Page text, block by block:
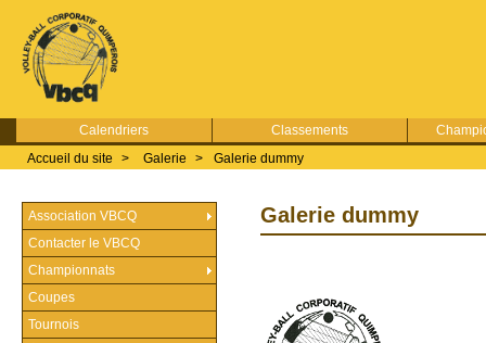
Calendriers Classements
Accueil du site
> Galerie > Galerie dummy
Galerie dummy
Association VBCQ
Contacter le VBCQ
Championnats
Coupes
Tournois